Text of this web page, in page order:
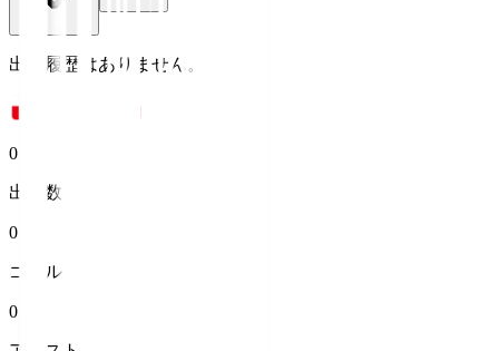
出場履歴はありません。
0
出場数
0
ゴール
0